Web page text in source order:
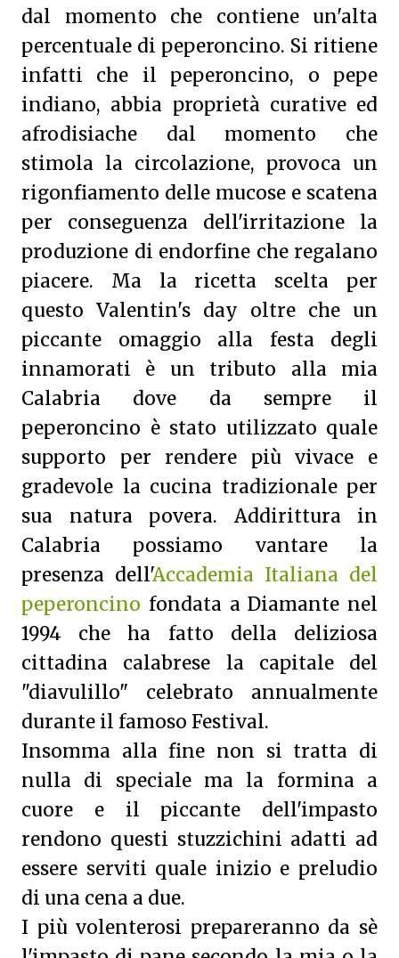
dal momento che contiene un'alta
percentuale di peperoncino. Si ritiene
infatti che il peperoncino, o pepe
indiano, abbia proprietà curative ed
afrodisiache dal momento che
stimola la circolazione, provoca un
rigonfiamento delle mucose e scatena
per conseguenza dell'irritazione la
produzione di endorfine che regalano
piacere. Ma la ricetta scelta per
questo Valentin's day oltre che un
piccante omaggio alla festa degli
innamorati è un tributo alla mia
Calabria dove da sempre il
peperoncino è stato utilizzato quale
supporto per rendere più vivace e
gradevole la cucina tradizionale per
sua natura povera. Addirittura in
Calabria possiamo vantare la
presenza dell'Accademia Italiana del
peperoncino fondata a Diamante nel
1994 che ha fatto della deliziosa
cittadina calabrese la capitale del
"diavulillo" celebrato annualmente
durante il famoso Festival.
Insomma alla fine non si tratta di
nulla di speciale ma la formina a
cuore e il piccante dell'impasto
rendono questi stuzzichini adatti ad
essere serviti quale inizio e preludio
di una cena a due.
I più volenterosi prepareranno da sè